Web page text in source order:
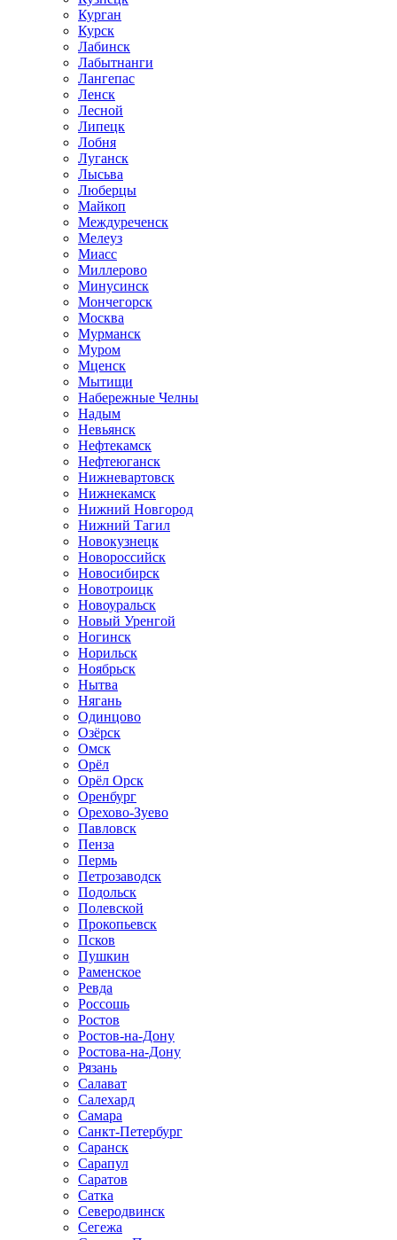
Курган
Курск
Лабинск
Лабытнанги
Лангепас
Ленск
Лесной
Липецк
Лобня
Луганск
Лысьва
Люберцы
Майкоп
Междуреченск
Мелеуз
Миасс
Миллерово
Минусинск
Мончегорск
Москва
Мурманск
Муром
Мценск
Мытищи
Набережные Челны
Надым
Невьянск
Нефтекамск
Нефтеюганск
Нижневартовск
Нижнекамск
Нижний Новгород
Нижний Тагил
Новокузнецк
Новороссийск
Новосибирск
Новотроицк
Новоуральск
Новый Уренгой
Ногинск
Норильск
Ноябрьск
Нытва
Нягань
Одинцово
Озёрск
Омск
Орёл
Орёл Орск
Оренбург
Орехово-Зуево
Павловск
Пенза
Пермь
Петрозаводск
Подольск
Полевской
Прокопьевск
Псков
Пушкин
Раменское
Ревда
Россошь
Ростов
Ростов-на-Дону
Ростова-на-Дону
Рязань
Салават
Салехард
Самара
Санкт-Петербург
Саранск
Сарапул
Саратов
Сатка
Северодвинск
Сегежа